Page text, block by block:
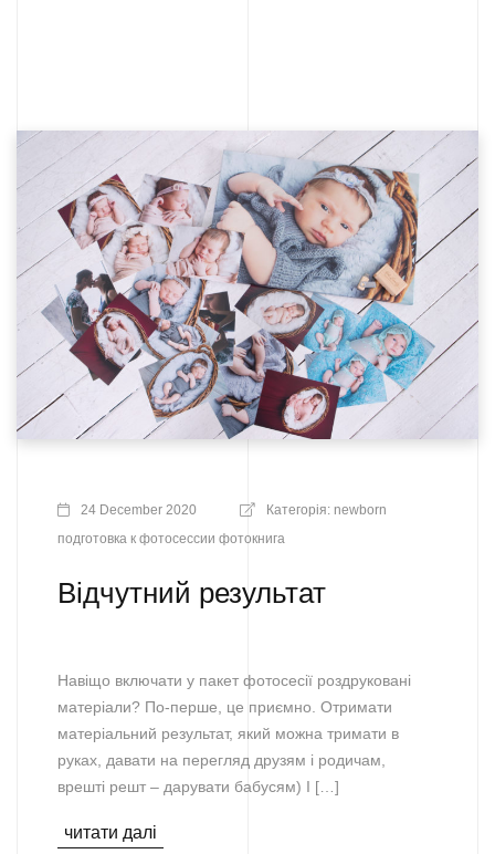
24 December 2020 Категорія: newborn
подготовка к фотосессии фотокнига
Відчутний результат
Навіщо включати у пакет фотосесії роздруковані
матеріали? По-перше, це приємно. Отримати
матеріальний результат, який можна тримати в
руках, давати на перегляд друзям і родичам,
врешті решт – дарувати бабусям) І […]
читати далі